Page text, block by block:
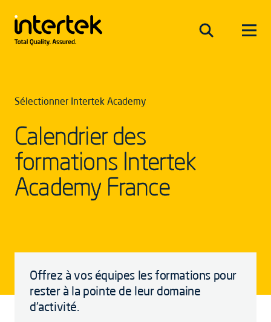
Sélectionner Intertek Academy
Calendrier des
formations Intertek
Academy France
Offrez à vos équipes les formations pour
rester à la pointe de leur domaine
d'activité.